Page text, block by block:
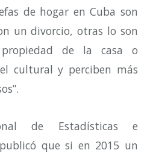
de hogar en Cuba son
un divorcio, otras lo son
de la casa o
cultural y perciben más
de Estadísticas e
que si en 2015 un